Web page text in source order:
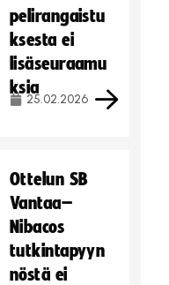
pelirangaistu
ksesta ei
lisäseuraamu
ksia
25.02.2026
Ottelun SB
Vantaa–
Nibacos
tutkintapyyn
nöstä ei